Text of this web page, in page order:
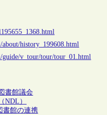
history_199608.html
v_tour/tour/tour_01.html
書館議会
NDL）
書館の連携